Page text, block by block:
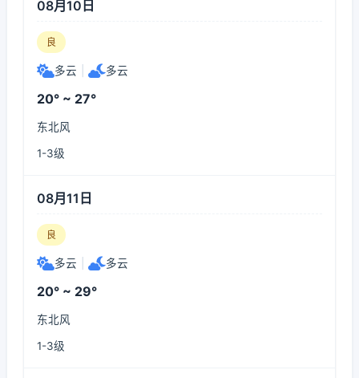
08月10日
良
多云 多云
20° ~ 27°
东北风
1-3级
08月11日
良
多云 多云
20° ~ 29°
东北风
1-3级